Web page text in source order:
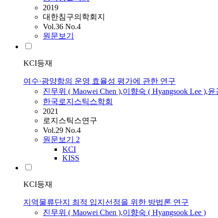
2019
대한침구의학회지
Vol.36 No.4
원문보기
KCI등재
여수·광양항의 운영 효율성 평가에 관한 연구
진무위 ( Maowei Chen ),이향숙 ( Hyangsook Lee ),윤
한국로지스틱스학회
2021
로지스틱스연구
Vol.29 No.4
원문보기 2
KCI
KISS
KCI등재
지역물류단지 최적 입지선정을 위한 방법론 연구
진무위 ( Maowei Chen ),이향숙 ( Hyangsook Lee )